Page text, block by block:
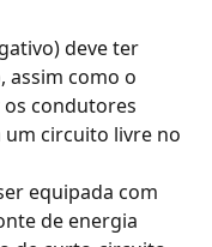
deve ter
assim como o
condutores
um circuito livre no
equipada com
de energia